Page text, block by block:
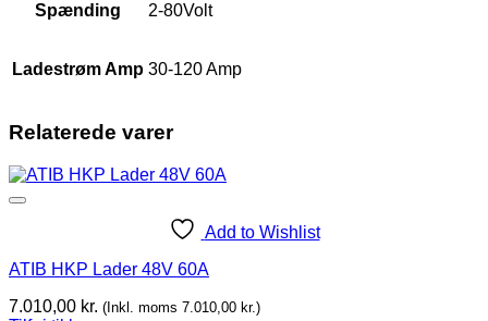
Spænding 2-80Volt
Ladestrøm Amp 30-120 Amp
Relaterede varer
Add to Wishlist
ATIB HKP Lader 48V 60A
7.010,00 kr. (Inkl. moms 7.010,00 kr.)